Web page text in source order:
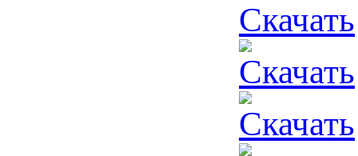
Скачать
Скачать
Скачать